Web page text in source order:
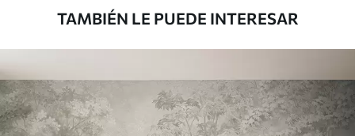
Vinilo Premium
65.0039.00€/m²
Peel and Stick
81.6548.99€/m²
TAMBIÉN LE PUEDE INTERESAR